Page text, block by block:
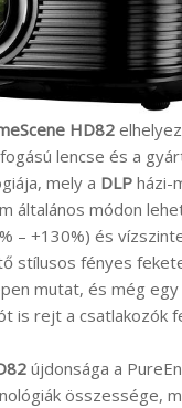
HD82
lencse és a
mely a DLP házi-
általános módon
– +130%) és
stílusos fényes
mutat, és még
is rejt a csatlakozók
újdonsága a
összessége,